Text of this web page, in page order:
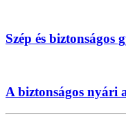
Szép és biztonságos
A biztonságos nyári